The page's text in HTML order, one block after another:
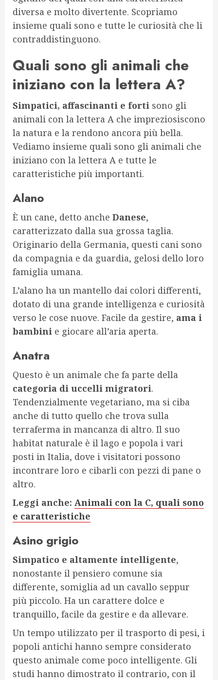
diversa e molto divertente. Scopriamo
insieme quali sono e tutte le curiosità che li
contraddistinguono.
Quali sono gli animali che
iniziano con la lettera A?
Simpatici, affascinanti e forti sono gli
animali con la lettera A che impreziosiscono
la natura e la rendono ancora più bella.
Vediamo insieme quali sono gli animali che
iniziano con la lettera A e tutte le
caratteristiche più importanti.
Alano
È un cane, detto anche Danese,
caratterizzato dalla sua grossa taglia.
Originario della Germania, questi cani sono
da compagnia e da guardia, gelosi dello loro
famiglia umana.
L’alano ha un mantello dai colori differenti,
dotato di una grande intelligenza e curiosità
verso le cose nuove. Facile da gestire, ama i
bambini e giocare all’aria aperta.
Anatra
Questo è un animale che fa parte della
categoria di uccelli migratori.
Tendenzialmente vegetariano, ma si ciba
anche di tutto quello che trova sulla
terraferma in mancanza di altro. Il suo
habitat naturale è il lago e popola i vari
posti in Italia, dove i visitatori possono
incontrare loro e cibarli con pezzi di pane o
altro.
Leggi anche: Animali con la C, quali sono
e caratteristiche
Asino grigio
Simpatico e altamente intelligente,
nonostante il pensiero comune sia
differente, somiglia ad un cavallo seppur
più piccolo. Ha un carattere dolce e
tranquillo, facile da gestire e da allevare.
Un tempo utilizzato per il trasporto di pesi, i
popoli antichi hanno sempre considerato
questo animale come poco intelligente. Gli
studi hanno dimostrato il contrario, con il